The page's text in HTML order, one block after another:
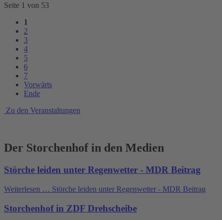
Seite 1 von 53
1
2
3
4
5
6
7
Vorwärts
Ende
Zu den Veranstaltungen
Der Storchenhof in den Medien
Störche leiden unter Regenwetter - MDR Beitrag
Weiterlesen … Störche leiden unter Regenwetter - MDR Beitrag
Storchenhof in ZDF Drehscheibe